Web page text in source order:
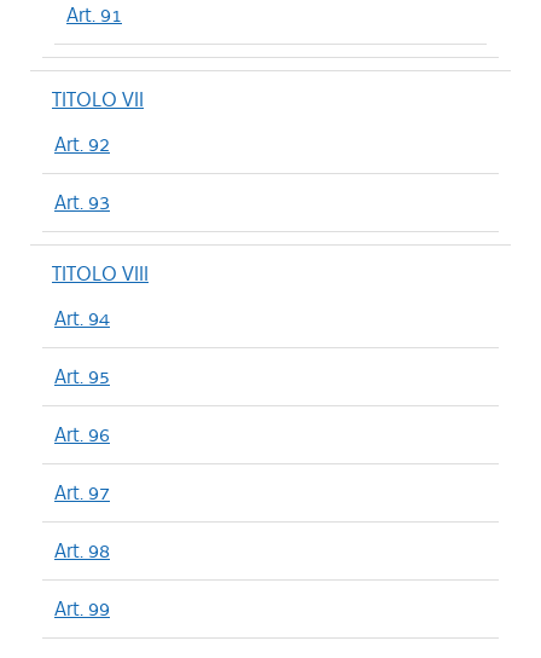
Art. 91
TITOLO VII
Art. 92
Art. 93
TITOLO VIII
Art. 94
Art. 95
Art. 96
Art. 97
Art. 98
Art. 99